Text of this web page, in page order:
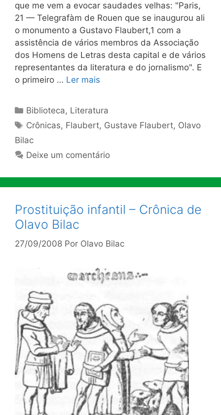
que me vem a evo­car saudades velhas: "Paris,
21 — Telegrafàm de Rouen que se inaugurou ali
o monumento a Gustavo Flaubert,1 com a
assistência de vários membros da Associa­ção
dos Homens de Letras desta capital e de vários
repre­sentantes da literatura e do jornalismo". E
o primeiro … Ler mais
Categorias
Biblioteca, Literatura
Tags
Crônicas, Flaubert, Gustave Flaubert, Olavo
Bilac
Deixe um comentário
Prostituição infantil – Crônica de
Olavo Bilac
27/09/2008 Por Olavo Bilac